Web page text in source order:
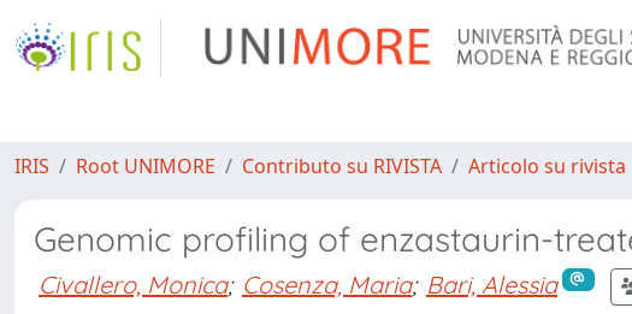
IRIS Root UNIMORE Contributo su RIVISTA Articolo su rivista
Genomic profiling of enzastaurin-
Civallero, Monica; Cosenza, Maria; Bari, Alessia